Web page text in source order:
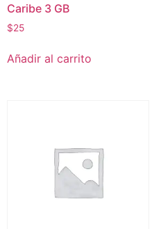
Caribe 3 GB
$25
Añadir al carrito